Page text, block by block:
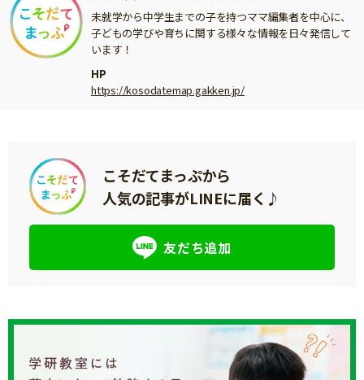
未就学から中学生までの子を持つママ編集者を中心に、
子どもの学びや育ちに関する様々な情報を日々発信して
います！
HP
https://kosodatemap.gakken.jp/
こそだてまっぷから
人気の記事がLINEに届く♪
友だち追加